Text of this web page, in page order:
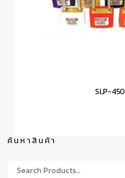
SLP-450
ค้นหาสินค้า